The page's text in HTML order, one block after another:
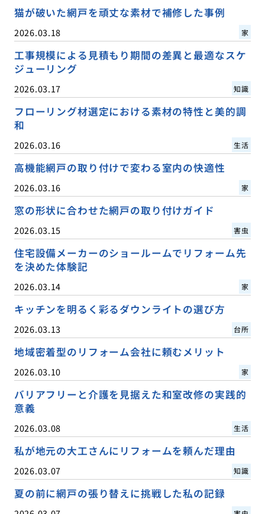
猫が破いた網戸を頑丈な素材で補修した事例
2026.03.18 家
工事規模による見積もり期間の差異と最適なスケ
ジューリング
2026.03.17 知識
フローリング材選定における素材の特性と美的調
和
2026.03.16 生活
高機能網戸の取り付けで変わる室内の快適性
2026.03.16 家
窓の形状に合わせた網戸の取り付けガイド
2026.03.15 害虫
住宅設備メーカーのショールームでリフォーム先
を決めた体験記
2026.03.14 家
キッチンを明るく彩るダウンライトの選び方
2026.03.13 台所
地域密着型のリフォーム会社に頼むメリット
2026.03.10 家
バリアフリーと介護を見据えた和室改修の実践的
意義
2026.03.08 生活
私が地元の大工さんにリフォームを頼んだ理由
2026.03.07 知識
夏の前に網戸の張り替えに挑戦した私の記録